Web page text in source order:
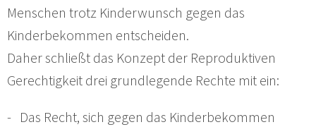
Menschen trotz Kinderwunsch gegen das
Kinderbekommen entscheiden.
Daher schließt das Konzept der Reproduktiven
Gerechtigkeit drei grundlegende Rechte mit ein:
- Das Recht, sich gegen das Kinderbekommen